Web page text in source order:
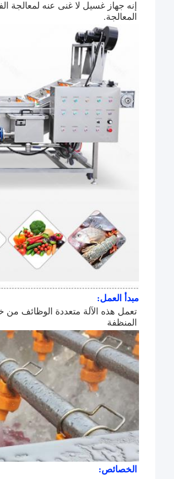
المعالجة.
مبدأ العمل:
المنظفة
الخصائص: